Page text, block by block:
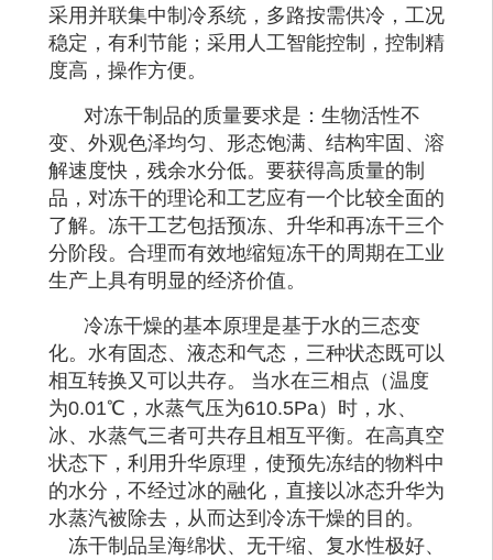
采用并联集中制冷系统，多路按需供冷，工况
稳定，有利节能；采用人工智能控制，控制精
度高，操作方便。
对冻干制品的质量要求是：生物活性不
变、外观色泽均匀、形态饱满、结构牢固、溶
解速度快，残余水分低。要获得高质量的制
品，对冻干的理论和工艺应有一个比较全面的
了解。冻干工艺包括预冻、升华和再冻干三个
分阶段。合理而有效地缩短冻干的周期在工业
生产上具有明显的经济价值。
冷冻干燥的基本原理是基于水的三态变
化。水有固态、液态和气态，三种状态既可以
相互转换又可以共存。
当水在三相点（温度
为0.01℃，水蒸气压为610.5Pa）时，水、
冰、水蒸气三者可共存且相互平衡。在高真空
状态下，利用升华原理，使预先冻结的物料中
的水分，不经过冰的融化，直接以冰态升华为
水蒸汽被除去，从而达到冷冻干燥的目的。
冻干制品呈海绵状、无干缩、复水性极好、